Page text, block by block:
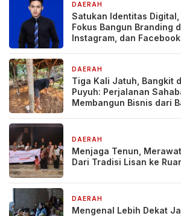
DAERAH
Satukan Identitas
Fokus Bangun Branding
Instagram, dan Facebook
DAERAH
Tiga Kali Jatuh, Bangkit
Puyuh: Perjalanan
Membangun Bisnis dari
DAERAH
Menjaga Tenun,
Dari Tradisi Lisan ke
DAERAH
Mengenal Lebih Dekat